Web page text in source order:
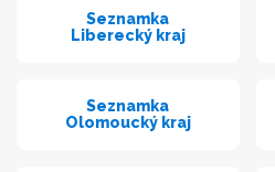
Seznamka
Liberecký kraj
Seznamka
Olomoucký kraj